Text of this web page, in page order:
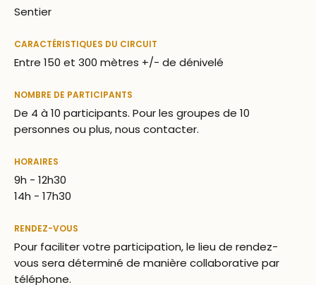
Sentier
CARACTÉRISTIQUES DU CIRCUIT
Entre 150 et 300 mètres +/- de dénivelé
NOMBRE DE PARTICIPANTS
De 4 à 10 participants. Pour les groupes de 10
personnes ou plus, nous contacter.
HORAIRES
9h - 12h30
14h - 17h30
RENDEZ-VOUS
Pour faciliter votre participation, le lieu de rendez-
vous sera déterminé de manière collaborative par
téléphone.